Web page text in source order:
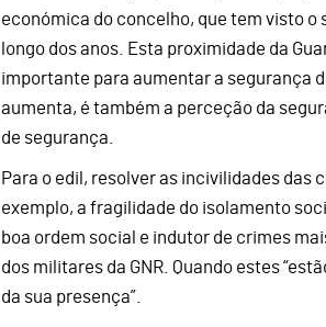
económica do concelho, que tem visto o
longo dos anos. Esta proximidade da
importante para aumentar a segurança
aumenta, é também a perceção da
de segurança.
Para o edil, resolver as incivilidades
exemplo, a fragilidade do isolamento
boa ordem social e indutor de crimes
dos militares da GNR. Quando estes
da sua presença”.